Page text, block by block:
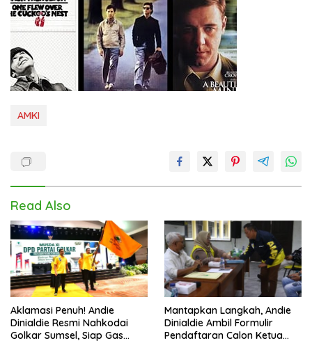
AMKI
Read Also
Aklamasi Penuh! Andie
Dinialdie Resmi Nahkodai
Golkar Sumsel, Siap Gas
Mantapkan Langkah, Andie
Dinialdie Ambil Formulir
Pendaftaran Calon Ketua